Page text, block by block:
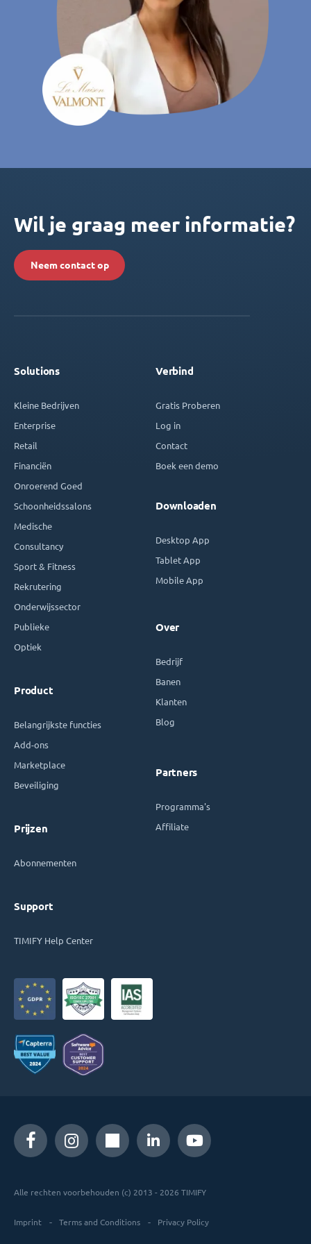
Wil je graag meer informatie?
Neem contact op
Solutions
Kleine Bedrijven
Enterprise
Retail
Financiën
Onroerend Goed
Schoonheidssalons
Medische
Consultancy
Sport & Fitness
Rekrutering
Onderwijssector
Publieke
Optiek
Product
Belangrijkste functies
Add-ons
Marketplace
Beveiliging
Prijzen
Abonnementen
Support
TIMIFY Help Center
Verbind
Gratis Proberen
Log in
Contact
Boek een demo
Downloaden
Desktop App
Tablet App
Mobile App
Over
Bedrijf
Banen
Klanten
Blog
Partners
Programma's
Affiliate
Alle rechten voorbehouden (c) 2013 - 2026 TIMIFY
Imprint Terms and Conditions Privacy Policy